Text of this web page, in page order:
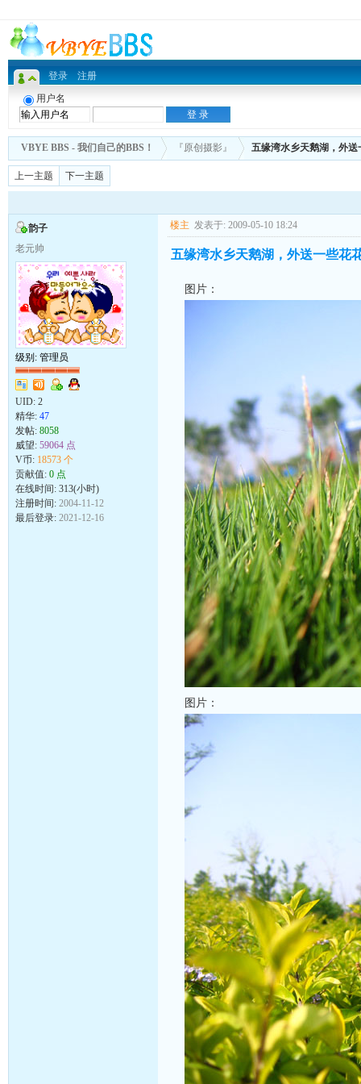
登录 注册
用户名
VBYE BBS - 我们自己的BBS！ 『原创摄影』 五缘湾水乡天鹅湖，外
上一主题 下一主题
韵子
老元帅
级别: 管理员
UID: 2
精华: 47
发帖: 8058
威望: 59064 点
V币: 18573 个
贡献值: 0 点
在线时间: 313(小时)
注册时间: 2004-11-12
最后登录: 2021-12-16
楼主 发表于: 2009-05-10 18:24
五缘湾水乡天鹅湖，外送一些花
图片：
图片：